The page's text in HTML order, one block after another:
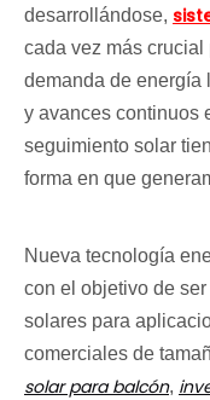
desarrollándose,
cada vez más
demanda de energía
y avances continuos
seguimiento solar
forma en que
Nueva tecnología
con el objetivo de
solares para
comerciales de
solar para balcón,